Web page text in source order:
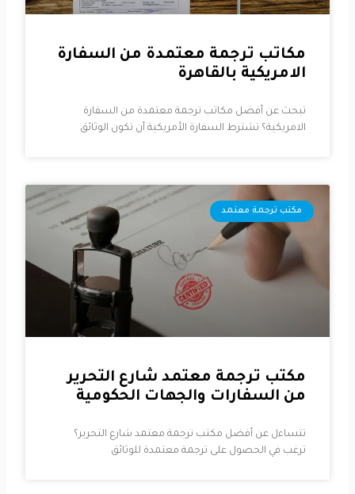
مكاتب ترجمة معتمدة من السفارة
الامريكية بالقاهرة
تبحث عن أفضل مكاتب ترجمة معتمدة من السفارة
الامريكية؟ تشترط السفارة الأمريكية أن تكون الوثائق
مكتب ترجمة معتمد
مكتب ترجمة معتمد شارع التحرير
من السفارات والجهات الحكومية
تتساءل عن أفضل مكتب ترجمة معتمد شارع التحرير؟
ترغب في الحصول على ترجمة معتمدة للوثائق